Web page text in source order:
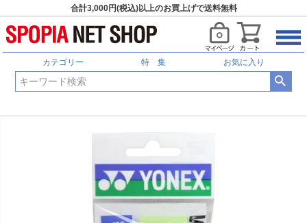
合計3,000円(税込)以上のお買上げで送料無料
カテゴリー 特 集 お気に入り